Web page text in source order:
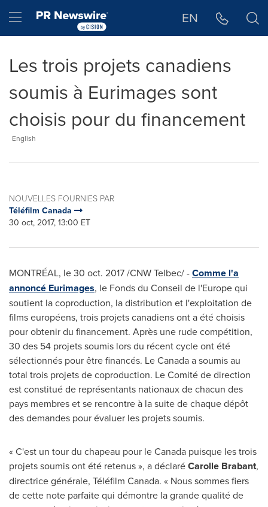
Hamburger menu EN
Les trois projets canadiens
soumis à Eurimages sont
choisis pour du financement
English
NOUVELLES FOURNIES PAR
Téléfilm Canada
30 oct, 2017, 13:00 ET
MONTRÉAL, le30 oct. 2017/CNW Telbec/ -Comme l'a
annoncé Eurimages, le Fonds du Conseil de l'Europequi
soutient la coproduction, la distribution et l'exploitation de
films européens, trois projets canadiens ont a été choisis
pour obtenir du financement. Après une rude compétition,
30 des 54 projets soumis lors du récent cycle ont été
sélectionnés pour être financés. Le Canadaa soumis au
total trois projets de coproduction. Le Comité de direction
est constitué de représentants nationaux de chacun des
pays membres et se rencontre à la suite de chaque dépôt
des demandes pour évaluer les projets soumis.
« C'est un tour du chapeau pour le Canada puisque les trois
projets soumis ont été retenus », a déclaréCarolle Brabant,
directrice générale, Téléfilm Canada. « Nous sommes fiers
de cette note parfaite qui démontre la grande qualité de